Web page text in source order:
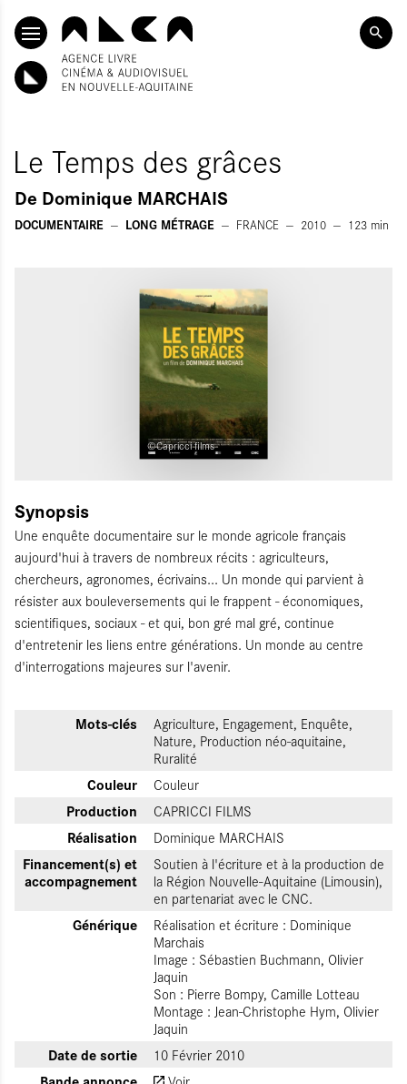
ALLER AU CONTENU PRINCIPAL
Le Temps des grâces
De Dominique MARCHAIS
DOCUMENTAIRE LONG MÉTRAGE FRANCE 2010 123 min
©Capricci films
Synopsis
Une enquête documentaire sur le monde agricole français
aujourd'hui à travers de nombreux récits : agriculteurs,
chercheurs, agronomes, écrivains... Un monde qui parvient à
résister aux bouleversements qui le frappent - économiques,
scientifiques, sociaux - et qui, bon gré mal gré, continue
d'entretenir les liens entre générations. Un monde au centre
d'interrogations majeures sur l'avenir.
Mots-clés
Agriculture, Engagement, Enquête,
Nature, Production néo-aquitaine,
Ruralité
Couleur Couleur
Production CAPRICCI FILMS
Réalisation Dominique MARCHAIS
Financement(s) et
accompagnement
Soutien à l'écriture et à la production de
la Région Nouvelle-Aquitaine (Limousin),
en partenariat avec le CNC.
Générique
Réalisation et écriture : Dominique
Marchais
Image : Sébastien Buchmann, Olivier
Jaquin
Son : Pierre Bompy, Camille Lotteau
Montage : Jean-Christophe Hym, Olivier
Jaquin
Date de sortie 10 Février 2010